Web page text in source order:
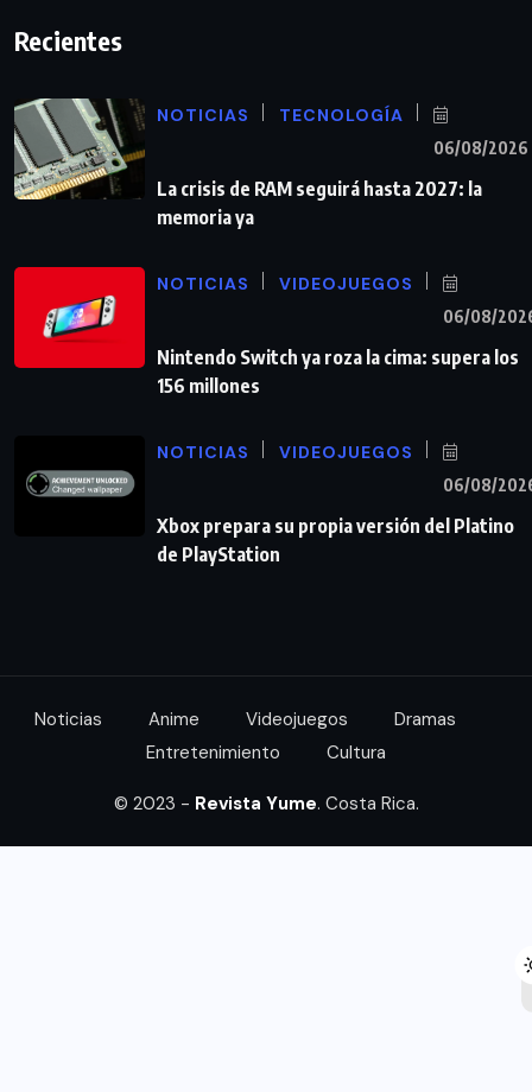
Recientes
NOTICIAS TECNOLOGÍA
06/08/2026
La crisis de RAM seguirá hasta 2027: la
memoria ya
NOTICIAS VIDEOJUEGOS
06/08/
Nintendo Switch ya roza la cima: supera los
156 millones
NOTICIAS VIDEOJUEGOS
06/08/
Xbox prepara su propia versión del Platino
de PlayStation
Noticias Anime Videojuegos
Dramas
Entretenimiento
Cultura
© 2023 - Revista Yume. Costa Rica.